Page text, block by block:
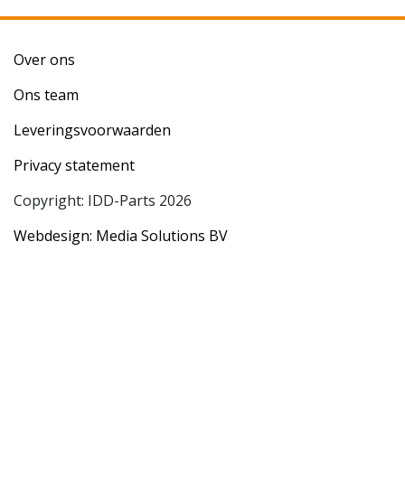
Over ons
Ons team
Leveringsvoorwaarden
Privacy statement
Copyright: IDD-Parts 2026
Webdesign: Media Solutions BV